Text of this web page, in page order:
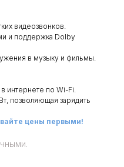
видеозвонков.
и поддержка Dolby
в музыку и фильмы.
интернете по Wi-Fi.
позволяющая зарядить
цены первыми!